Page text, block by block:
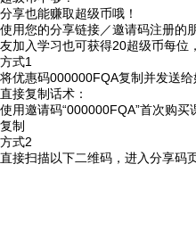
分享也能赚取超级币哦！
使用您的分享链接／邀请码注册的
友加入学习也可获得20超级币每位
方式1
将优惠码000000FQA复制并发送给
直接复制话术：
使用邀请码“000000FQA”首次购
复制
方式2
直接扫描以下二维码，进入分享码